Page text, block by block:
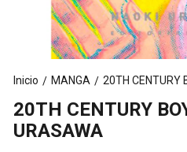
Inicio / MANGA / 20TH CENTURY
20TH CENTURY
URASAWA